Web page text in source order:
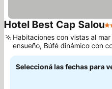
Hotel Best Cap Salou3
Habitaciones con vistas al
ensueño, Búfé dinámico con
en vivo
Seleccioná las fechas para